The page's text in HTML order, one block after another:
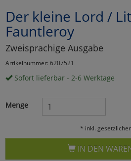
Der kleine Lord /
Fauntleroy
Zweisprachige Ausgabe
Artikelnummer: 6207521
Sofort lieferbar - 2-6 Werktage
Menge
* inkl.
IN DEN
Marketing
Umfragetools
Cookies
Alle
zurück